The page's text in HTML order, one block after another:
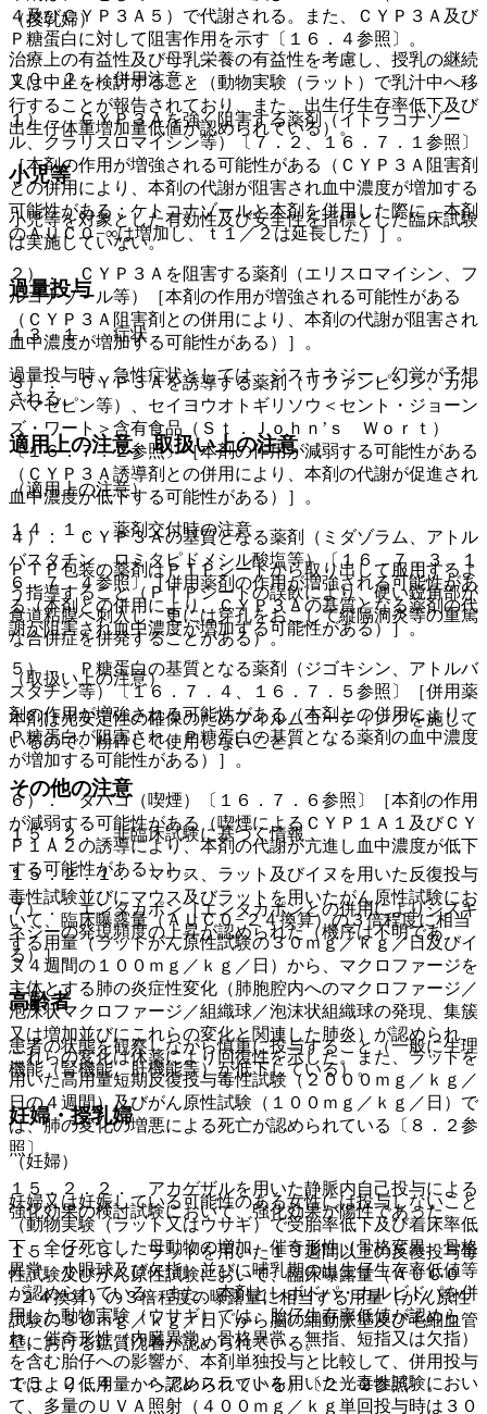
（授乳婦）
治療上の有益性及び母乳栄養の有益性を考慮し、授乳の継続
又は中止を検討すること（動物実験（ラット）で乳汁中へ移
行することが報告されており、また、出生仔生存率低下及び
出生仔体重増加量低値が認められている）。
小児等
小児等を対象とした有効性及び安全性を指標とした臨床試験
は実施していない。
過量投与
１３．１． 症状
過量投与時、急性症状としては、ジスキネジー、幻覚が予想
される。
適用上の注意、取扱い上の注意
（適用上の注意）
１４．１． 薬剤交付時の注意
ＰＴＰ包装の薬剤はＰＴＰシートから取り出して服用するよ
う指導すること（ＰＴＰシートの誤飲により、硬い鋭角部が
食道粘膜へ刺入し、更には穿孔をおこして縦隔洞炎等の重篤
な合併症を併発することがある）。
（取扱い上の注意）
本剤は光安定性の確保のためフィルムコーティングを施して
いるので、粉砕して使用しないこと。
その他の注意
１５．２． 非臨床試験に基づく情報
１５．２．１． マウス、ラット及びイヌを用いた反復投与
毒性試験並びにマウス及びラットを用いたがん原性試験にお
いて、臨床曝露量（ＡＵＣ０−２４換算）の３倍程度に相当
する用量（ラットがん原性試験の３０ｍｇ／ｋｇ／日及びイ
ヌ４週間の１００ｍｇ／ｋｇ／日）から、マクロファージを
主体とする肺の炎症性変化（肺胞腔内へのマクロファージ／
泡沫状マクロファージ／組織球／泡沫状組織球の発現、集簇
又は増加並びにこれらの変化と関連した肺炎）が認められ、
これらの変化は休薬により回復性を示した。また、ラットを
用いた高用量短期反復投与毒性試験（２０００ｍｇ／ｋｇ／
日の４週間）及びがん原性試験（１００ｍｇ／ｋｇ／日）で
は、肺の変化の増悪による死亡が認められている〔８．２参
照〕。
１５．２．２． アカゲザルを用いた静脈内自己投与による
強化効果の検討試験において、強化効果が陽性であった。
１５．２．３． ラットを用いた１３週間以上の反復投与毒
性試験及びがん原性試験において、臨床曝露量（ＡＵＣ０
−２４換算）の３倍程度の曝露量に相当する用量（がん原性
試験の３０ｍｇ／ｋｇ／日）から脳の細動脈壁及び毛細血管
壁における鉱質沈着が認められている。
１５．２．４． ヘアレスラットを用いた光毒性試験におい
て、多量のＵＶＡ照射（４００ｍｇ／ｋｇ単回投与時は３０
４及びＣＹＰ３Ａ５）で代謝される。また、ＣＹＰ３Ａ及び
Ｐ糖蛋白に対して阻害作用を示す〔１６．４参照〕。
１０．２． 併用注意：
１）． ＣＹＰ３Ａを強く阻害する薬剤（イトラコナゾー
ル、クラリスロマイシン等）〔７．２、１６．７．１参照〕
［本剤の作用が増強される可能性がある（ＣＹＰ３Ａ阻害剤
との併用により、本剤の代謝が阻害され血中濃度が増加する
可能性がある；ケトコナゾールと本剤を併用した際に、本剤
のＡＵＣ０−∞は増加し、ｔ１／２は延長した）］。
２）． ＣＹＰ３Ａを阻害する薬剤（エリスロマイシン、フ
ルコナゾール等）［本剤の作用が増強される可能性がある
（ＣＹＰ３Ａ阻害剤との併用により、本剤の代謝が阻害され
血中濃度が増加する可能性がある）］。
３）． ＣＹＰ３Ａを誘導する薬剤（リファンピシン、カル
バマゼピン等）、セイヨウオトギリソウ＜セント・ジョーン
ズ・ワート＞含有食品（Ｓｔ．Ｊｏｈｎ’ｓ Ｗｏｒｔ）
〔１６．７．２参照〕［本剤の作用が減弱する可能性がある
（ＣＹＰ３Ａ誘導剤との併用により、本剤の代謝が促進され
血中濃度が低下する可能性がある）］。
４）． ＣＹＰ３Ａの基質となる薬剤（ミダゾラム、アトル
バスタチン、ロミタピドメシル酸塩等）〔１６．７．３、１
６．７．４参照〕［併用薬剤の作用が増強される可能性があ
る（本剤との併用により、ＣＹＰ３Ａの基質となる薬剤の代
謝が阻害され血中濃度が増加する可能性がある）］。
５）． Ｐ糖蛋白の基質となる薬剤（ジゴキシン、アトルバ
スタチン等）〔１６．７．４、１６．７．５参照〕［併用薬
剤の作用が増強される可能性がある（本剤との併用により、
Ｐ糖蛋白が阻害され、Ｐ糖蛋白の基質となる薬剤の血中濃度
が増加する可能性がある）］。
６）． タバコ（喫煙）〔１６．７．６参照〕［本剤の作用
が減弱する可能性がある（喫煙によるＣＹＰ１Ａ１及びＣＹ
Ｐ１Ａ２の誘導により、本剤の代謝が亢進し血中濃度が低下
する可能性がある）］。
７）． エンタカポン［エンタカポンとの併用によりジスキ
ネジーの発現頻度の上昇が認められた（機序は不明であ
る）］。
高齢者
患者の状態を観察しながら慎重に投与すること（一般に生理
機能（腎機能、肝機能等）が低下している）。
妊婦・授乳婦
（妊婦）
妊婦又は妊娠している可能性のある女性には投与しないこと
（動物実験（ラット又はウサギ）で受胎率低下及び着床率低
下、全仔死亡した母動物の増加、催奇形性（骨格変異、骨格
異常、小眼球及び欠指）並びに哺乳期の出生仔生存率低値等
が認められている。また、本剤とレボドパ・カルビドパを併
用した動物実験（ウサギ）では、胎仔生存率低値が認めら
れ、催奇形性（内臓異常、骨格異常、無指、短指又は欠指）
を含む胎仔への影響が、本剤単独投与と比較して、併用投与
ではより低用量から認められている）〔２．２参照〕。